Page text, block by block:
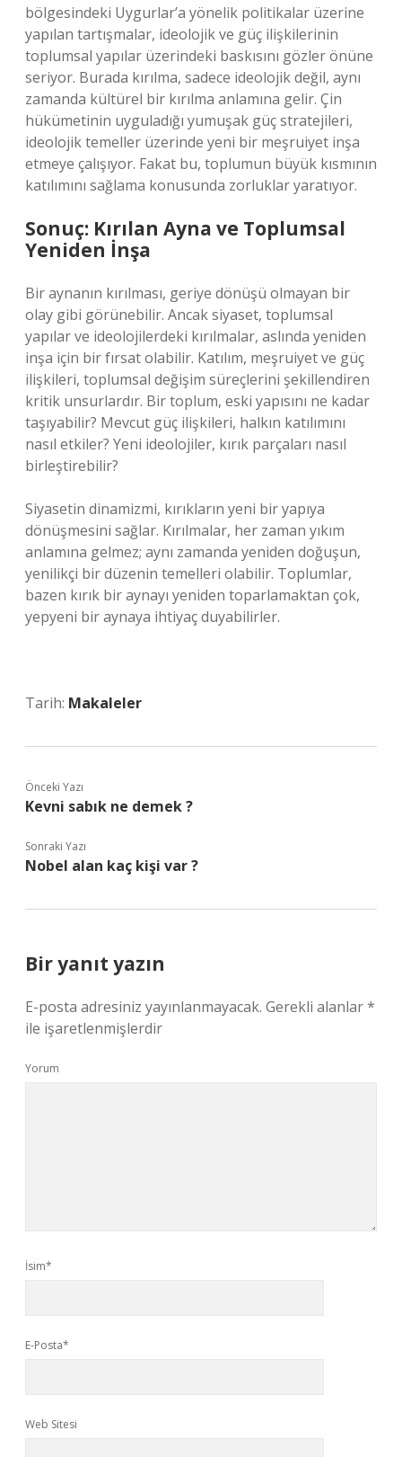
bölgesindeki Uygurlar’a yönelik politikalar üzerine
yapılan tartışmalar, ideolojik ve güç ilişkilerinin
toplumsal yapılar üzerindeki baskısını gözler önüne
seriyor. Burada kırılma, sadece ideolojik değil, aynı
zamanda kültürel bir kırılma anlamına gelir. Çin
hükümetinin uyguladığı yumuşak güç stratejileri,
ideolojik temeller üzerinde yeni bir meşruiyet inşa
etmeye çalışıyor. Fakat bu, toplumun büyük kısmının
katılımını sağlama konusunda zorluklar yaratıyor.
Sonuç: Kırılan Ayna ve Toplumsal
Yeniden İnşa
Bir aynanın kırılması, geriye dönüşü olmayan bir
olay gibi görünebilir. Ancak siyaset, toplumsal
yapılar ve ideolojilerdeki kırılmalar, aslında yeniden
inşa için bir fırsat olabilir. Katılım, meşruiyet ve güç
ilişkileri, toplumsal değişim süreçlerini şekillendiren
kritik unsurlardır. Bir toplum, eski yapısını ne kadar
taşıyabilir? Mevcut güç ilişkileri, halkın katılımını
nasıl etkiler? Yeni ideolojiler, kırık parçaları nasıl
birleştirebilir?
Siyasetin dinamizmi, kırıkların yeni bir yapıya
dönüşmesini sağlar. Kırılmalar, her zaman yıkım
anlamına gelmez; aynı zamanda yeniden doğuşun,
yenilikçi bir düzenin temelleri olabilir. Toplumlar,
bazen kırık bir aynayı yeniden toparlamaktan çok,
yepyeni bir aynaya ihtiyaç duyabilirler.
Tarih: Makaleler
Önceki Yazı
Kevni sabık ne demek ?
Sonraki Yazı
Nobel alan kaç kişi var ?
Bir yanıt yazın
E-posta adresiniz yayınlanmayacak. Gerekli alanlar*
ile işaretlenmişlerdir
Yorum
İsim*
E-Posta*
Web Sitesi